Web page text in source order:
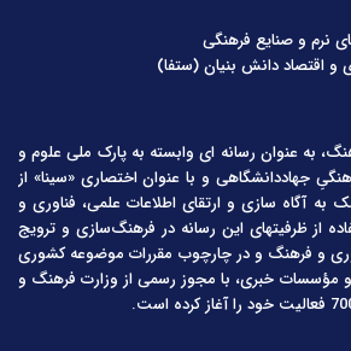
نرم و صنایع فرهنگی
و اقتصاد دانش بنیان (ستفا)
به عنوان رسانه ای وابسته به پارک ملی علوم و
جهاددانشگاهی و با عنوان اختصاری «سینا» از
منظور کمک به آگاه سازی و ارتقای اطلاعات علمی، فناوری و
از ظرفیتهای این رسانه در فرهنگ‌سازی و ترویج
و فرهنگ و در چارچوب مقررات موضوعه کشوری
و مؤسسات خبری، با مجوز رسمی از وزارت فرهنگ و